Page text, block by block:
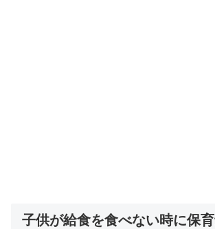
子供が給食を食べない時に保